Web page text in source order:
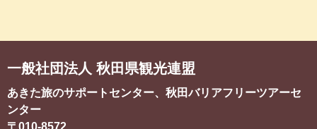
一般社団法人 秋田県観光連盟
あきた旅のサポートセンター、秋田バリアフリーツアーセ
ンター
〒010-8572